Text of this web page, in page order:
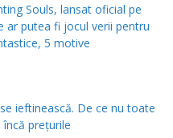
Souls, lansat oficial pe
ar putea fi jocul verii pentru
5 motive
ieftinească. De ce nu toate
încă prețurile